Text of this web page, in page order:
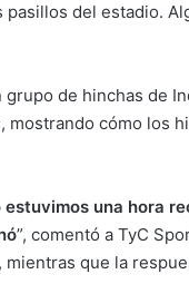
del estadio.
de hinchas de
cómo los
una hora
”, comentó a TyC
que la